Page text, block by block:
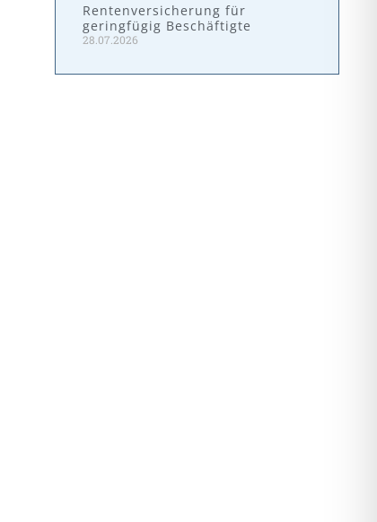
Rentenversicherung für
geringfügig Beschäftigte
28.07.2026